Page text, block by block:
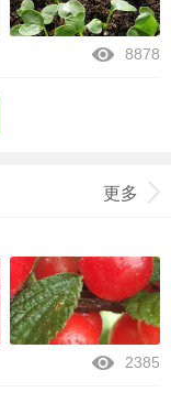
8878
更多
2385